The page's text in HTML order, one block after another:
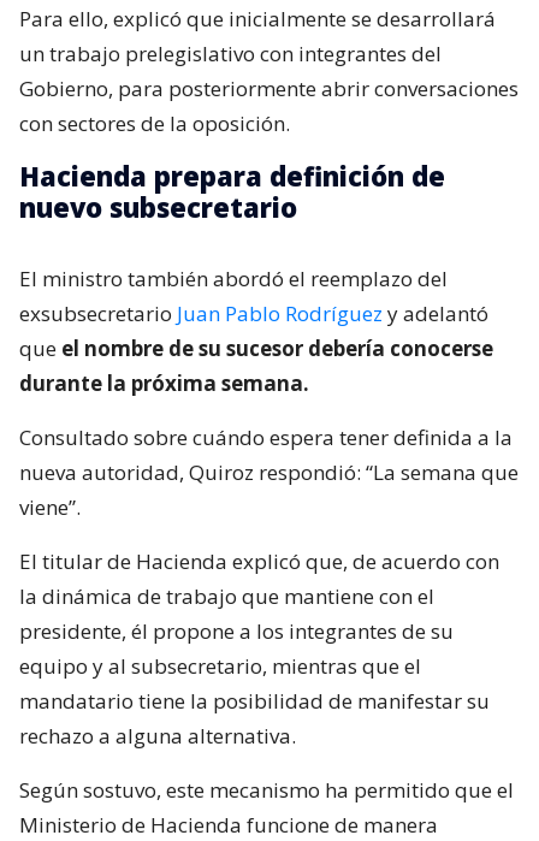
Para ello, explicó que inicialmente se desarrollará
un trabajo prelegislativo con integrantes del
Gobierno, para posteriormente abrir conversaciones
con sectores de la oposición.
Hacienda prepara definición de
nuevo subsecretario
El ministro también abordó el reemplazo del
exsubsecretario Juan Pablo Rodríguez y adelantó
que el nombre de su sucesor debería conocerse
durante la próxima semana.
Consultado sobre cuándo espera tener definida a la
nueva autoridad, Quiroz respondió: “La semana que
viene”.
El titular de Hacienda explicó que, de acuerdo con
la dinámica de trabajo que mantiene con el
presidente, él propone a los integrantes de su
equipo y al subsecretario, mientras que el
mandatario tiene la posibilidad de manifestar su
rechazo a alguna alternativa.
Según sostuvo, este mecanismo ha permitido que el
Ministerio de Hacienda funcione de manera